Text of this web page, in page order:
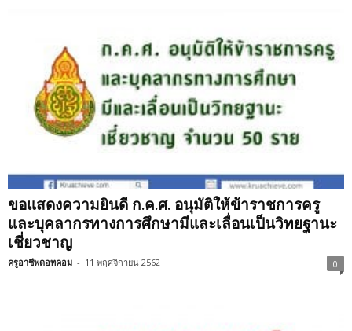
ขอแสดงความยินดี ก.ค.ศ. อนุมัติให้ข้าราชการครู
และบุคลากรทางการศึกษามีและเลื่อนเป็นวิทยฐานะ
เชี่ยวชาญ
ครูอาชีพดอทคอม - 11 พฤศจิกายน 2562 0